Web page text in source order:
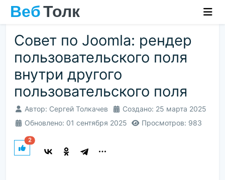
Совет по Joomla: рендер
пользовательского поля
внутри другого
пользовательского поля
Автор: Сергей Толкачев
Создано: 25 марта 2025
Обновлено: 01 сентября 2025
Просмотров: 983
2